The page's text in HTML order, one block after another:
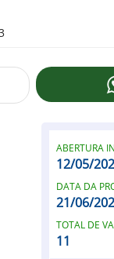
ABERTURA
12/05/
DATA DA
21/06/
TOTAL DE
11